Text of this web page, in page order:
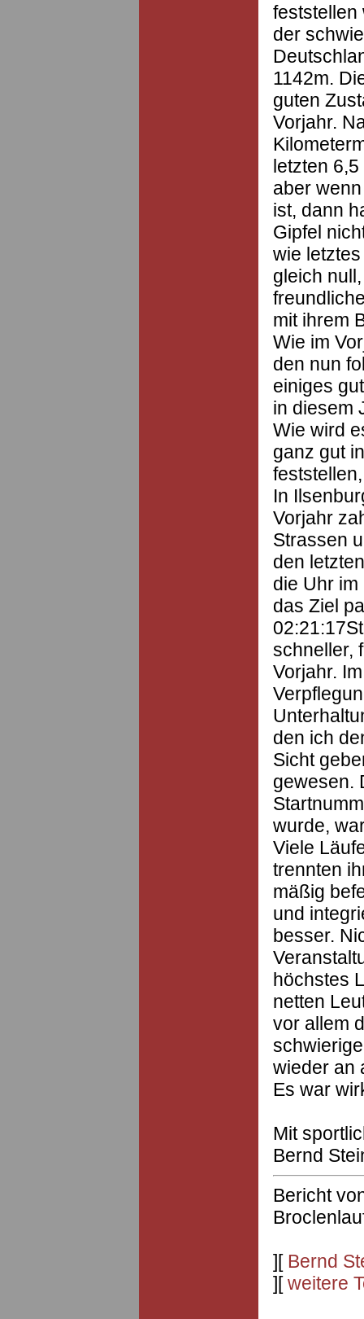
feststellen
der
1142m.
guten
Vorjahr.
letzten
aber
ist, dann
Gipfel
wie
gleich
mit ihrem
Wie im
den nun
einiges
in diesem
Wie wird
ganz gut
In
Vorjahr
Strassen
den
die Uhr
das Ziel
schneller,
Vorjahr.
den ich
Sicht
gewesen.
wurde,
Viele
trennten
mäßig
und
besser.
höchstes
netten
vor allem
wieder an
Es war
Mit
Bernd
Bericht
][ Bernd
][weitere